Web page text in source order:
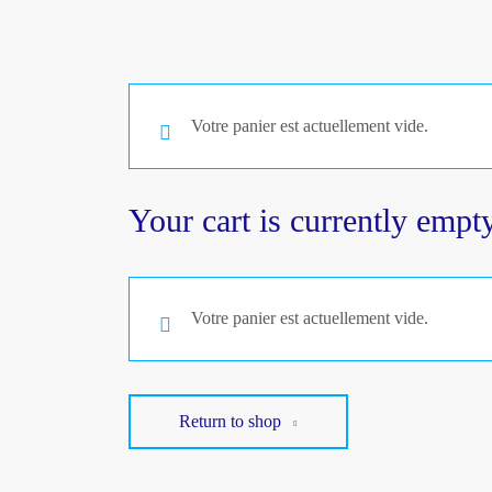
Votre panier est actuellement vide.
Your cart is currently
Votre panier est actuellement vide.
Return to shop